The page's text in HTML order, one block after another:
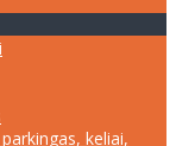
keliai,